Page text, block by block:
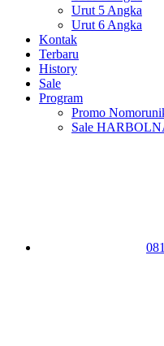
Urut 5 Angka
Urut 6 Angka
Kontak
Terbaru
History
Sale
Program
Promo
Sale